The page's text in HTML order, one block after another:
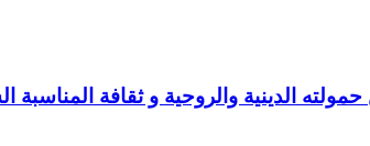
الدينية والروحية و ثقافة المناسبة